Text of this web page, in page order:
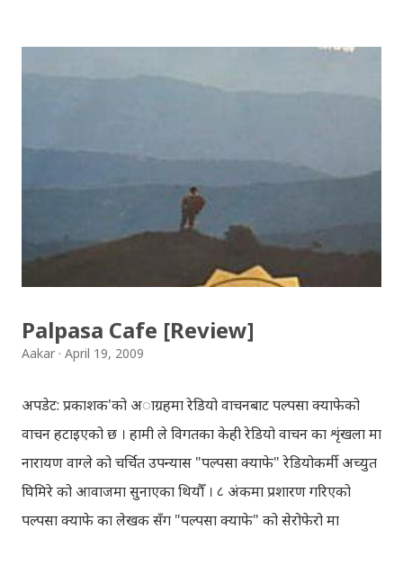
Songs: diyo baali sanjh ko / दियो बाली साँझ को
Download: Tihar Dhun (Deusi,Bhailo)/ तिहार धुन(देउसी
गितहरुलाई हामीले यहाँ एकै ठाउँमा सजिलोको लागि राखिदिएको मात्र
हौँ । तपाई यदि यी गित संगितको सर्जक हुनुहुन्छ र गित संगित यहाँबाट
हटाउनुपर्ने भए जानकारी गराउनुहोला । फेरी एकपटक शुभ दिपावलीको
हार्दिक मंगलमय शुभकामना व्यक्त गर्दछौँ ।
Palpasa Cafe [Review]
Aakar April 19, 2009
अपडेट: प्रकाशक'को अाग्रहमा रेडियो वाचनबाट पल्पसा क्याफेको
वाचन हटाइएको छ । हामी ले विगतका केही रेडियो वाचन का शृंखला मा
नारायण वाग्ले को चर्चित उपन्यास "पल्पसा क्याफे" रेडियोकर्मी अच्युत
घिमिरे को आवाजमा सुनाएका थियौँ । ८ अंकमा प्रशारण गरिएको
पल्पसा क्याफे का लेखक सँग "पल्पसा क्याफे" को सेरोफेरो मा